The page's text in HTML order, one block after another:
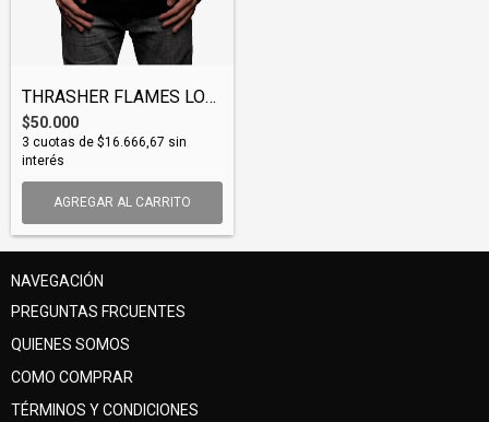
THRASHER FLAMES LONG SLEEEVE TEE (TSHTHR...
$50.000
3 cuotas de $16.666,67 sin
interés
AGREGAR AL CARRITO
NAVEGACIÓN
PREGUNTAS FRCUENTES
QUIENES SOMOS
COMO COMPRAR
TÉRMINOS Y CONDICIONES